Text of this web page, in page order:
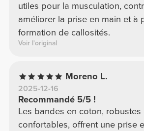
utiles pour la musculation,
améliorer la prise en main et à
formation de callosités.
Voir l'original
Moreno L.
2025-12-16
Recommandé 5/5 !
Les bandes en coton, robustes
confortables, offrent une prise